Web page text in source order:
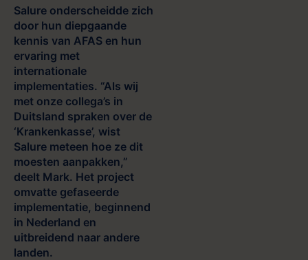
Salure onderscheidde zich
door hun diepgaande
kennis van AFAS en hun
ervaring met
internationale
implementaties. “Als wij
met onze collega’s in
Duitsland spraken over de
‘Krankenkasse’, wist
Salure meteen hoe ze dit
moesten aanpakken,”
deelt Mark. Het project
omvatte gefaseerde
implementatie, beginnend
in Nederland en
uitbreidend naar andere
landen.